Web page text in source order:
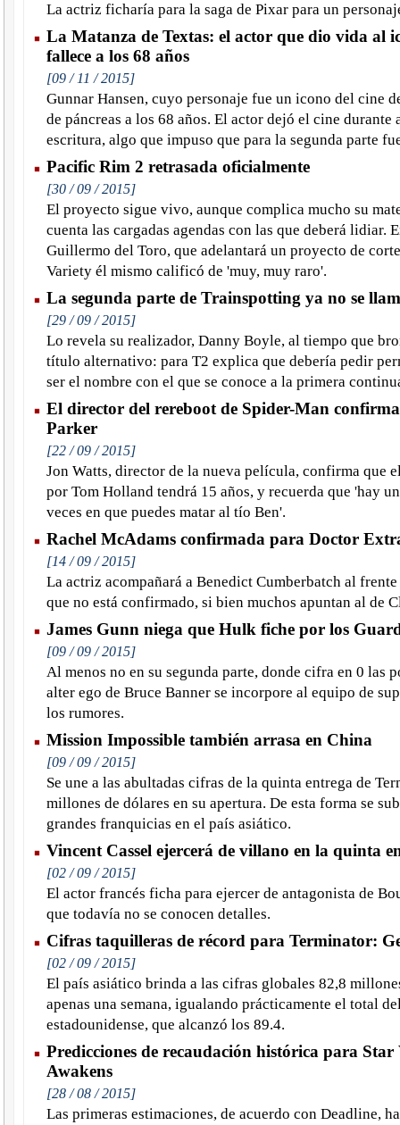
La actriz ficharía para la saga de Pixar para un
La Matanza de Textas: el actor que dio vida al
fallece a los 68 años
[09 / 11 / 2015]
Gunnar Hansen, cuyo personaje fue un icono del cine
de páncreas a los 68 años. El actor dejó el cine durante
escritura, algo que impuso que para la segunda parte
Pacific Rim 2 retrasada oficialmente
[30 / 09 / 2015]
El proyecto sigue vivo, aunque complica mucho su
cuenta las cargadas agendas con las que deberá lidiar.
Guillermo del Toro, que adelantará un proyecto de
Variety él mismo calificó de 'muy, muy raro'.
La segunda parte de Trainspotting ya no se
[29 / 09 / 2015]
Lo revela su realizador, Danny Boyle, al tiempo que
título alternativo: para T2 explica que debería pedir
ser el nombre con el que se conoce a la primera
El director del rereboot de Spider-Man
Parker
[22 / 09 / 2015]
Jon Watts, director de la nueva película, confirma que
por Tom Holland tendrá 15 años, y recuerda que 'hay
veces en que puedes matar al tío Ben'.
Rachel McAdams confirmada para Doctor
[14 / 09 / 2015]
La actriz acompañará a Benedict Cumberbatch al
que no está confirmado, si bien muchos apuntan al de
James Gunn niega que Hulk fiche por los
[09 / 09 / 2015]
Al menos no en su segunda parte, donde cifra en 0 las
alter ego de Bruce Banner se incorpore al equipo de
los rumores.
Mission Impossible también arrasa en China
[09 / 09 / 2015]
Se une a las abultadas cifras de la quinta entrega de
millones de dólares en su apertura. De esta forma se
grandes franquicias en el país asiático.
Vincent Cassel ejercerá de villano en la quinta
[02 / 09 / 2015]
El actor francés ficha para ejercer de antagonista de
que todavía no se conocen detalles.
Cifras taquilleras de récord para Terminator:
[02 / 09 / 2015]
El país asiático brinda a las cifras globales 82,8
apenas una semana, igualando prácticamente el total
estadounidense, que alcanzó los 89.4.
Predicciones de recaudación histórica para Star
Awakens
[28 / 08 / 2015]
Las primeras estimaciones, de acuerdo con Deadline,